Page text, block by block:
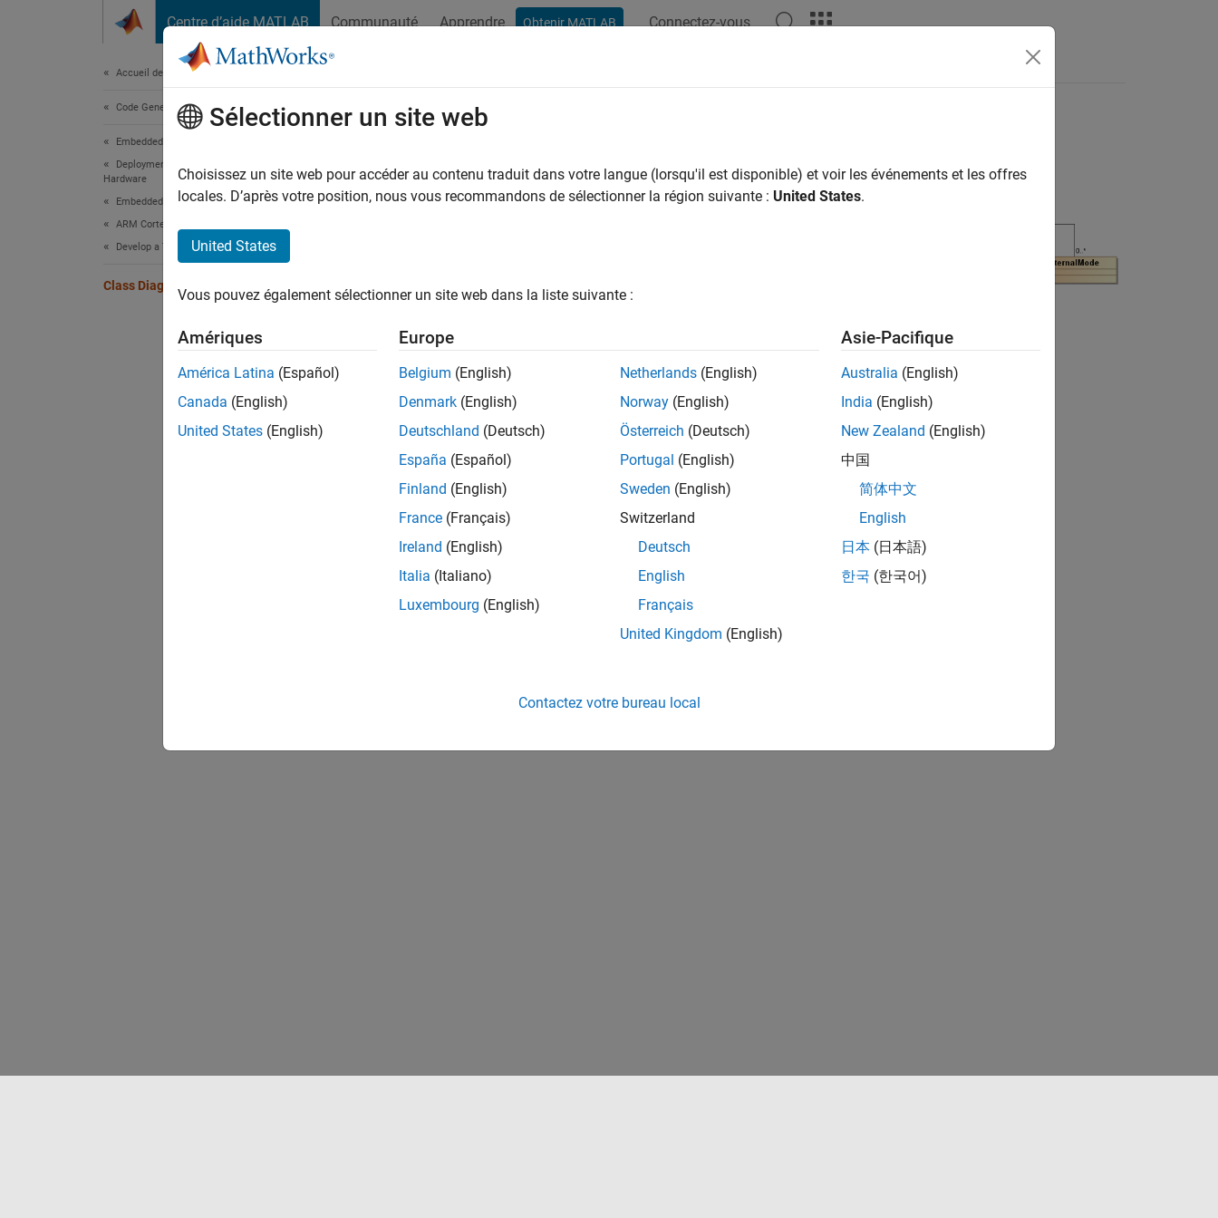
Centre d’aide MATLAB Communauté Apprendre Obtenir MATLAB Connectez-vous
Accueil de la documentation
Code Generation
Embedded Coder
Deployment, Integration, and Supported
Hardware
Embedded Coder Supported Hardware
ARM Cortex-R Processors
Develop a Target
Class Diagram for the Target SDK
Class Diagram for the Target SDK
How useful was this information?
Sélectionner un site web
Choisissez un site web pour accéder au contenu traduit dans votre langue (lorsqu'il est disponible) et voir les événements et les offres
locales. D’après votre position, nous vous recommandons de sélectionner la région suivante : United States.
United States
Vous pouvez également sélectionner un site web dans la liste suivante :
Amériques
América Latina (Español)
Canada (English)
United States (English)
Europe
Belgium (English)
Denmark (English)
Deutschland (Deutsch)
España (Español)
Finland (English)
France (Français)
Ireland (English)
Italia (Italiano)
Luxembourg (English)
Netherlands (English)
Norway (English)
Österreich (Deutsch)
Portugal (English)
Sweden (English)
Switzerland
Deutsch
English
Français
United Kingdom (English)
Asie-Pacifique
Australia (English)
India (English)
New Zealand (English)
中国
简体中文
English
日本 (日本語)
한국 (한국어)
Contactez votre bureau local